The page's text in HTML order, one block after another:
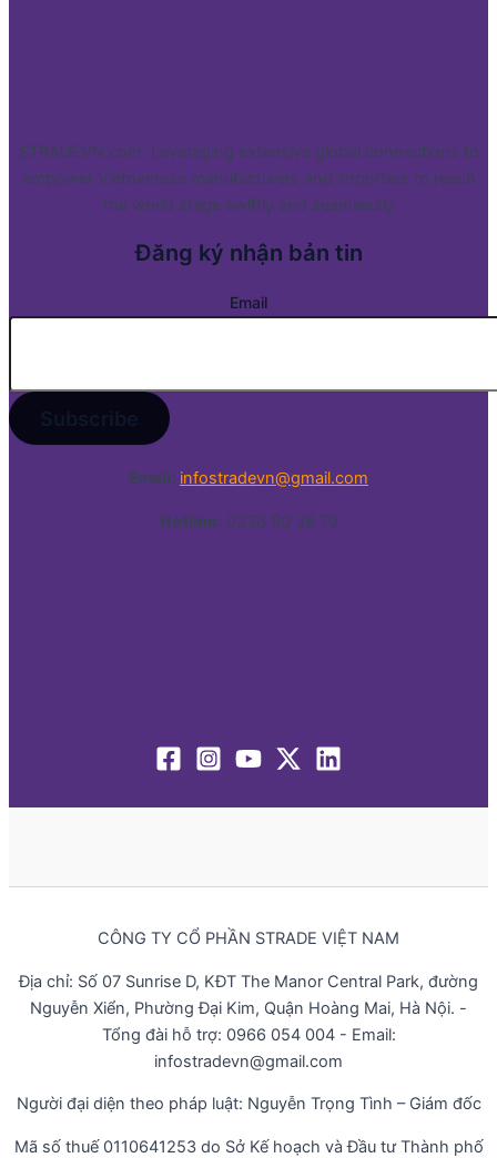
STRADEVN.com: Leveraging extensive global connections to
empower Vietnamese manufacturers and importers to reach
the world stage swiftly and seamlessly
Đăng ký nhận bản tin
Email
Email: infostradevn@gmail.com
Hotline: 0338 50 39 79
CÔNG TY CỔ PHẦN STRADE VIỆT NAM
Địa chỉ: Số 07 Sunrise D, KĐT The Manor Central Park, đường
Nguyễn Xiển, Phường Đại Kim, Quận Hoàng Mai, Hà Nội. -
Tổng đài hỗ trợ: 0966 054 004 - Email:
infostradevn@gmail.com
Người đại diện theo pháp luật: Nguyễn Trọng Tình – Giám đốc
Mã số thuế 0110641253 do Sở Kế hoạch và Đầu tư Thành phố